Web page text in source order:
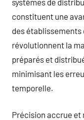
constituent une
des établissements
révolutionnent la
préparés et
minimisant les
temporelle.
Précision accrue